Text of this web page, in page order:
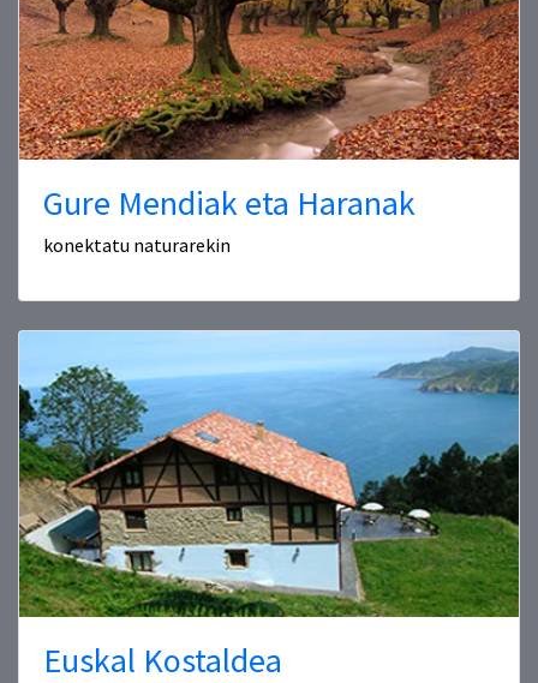
Gure Mendiak eta Haranak
konektatu naturarekin
Euskal Kostaldea